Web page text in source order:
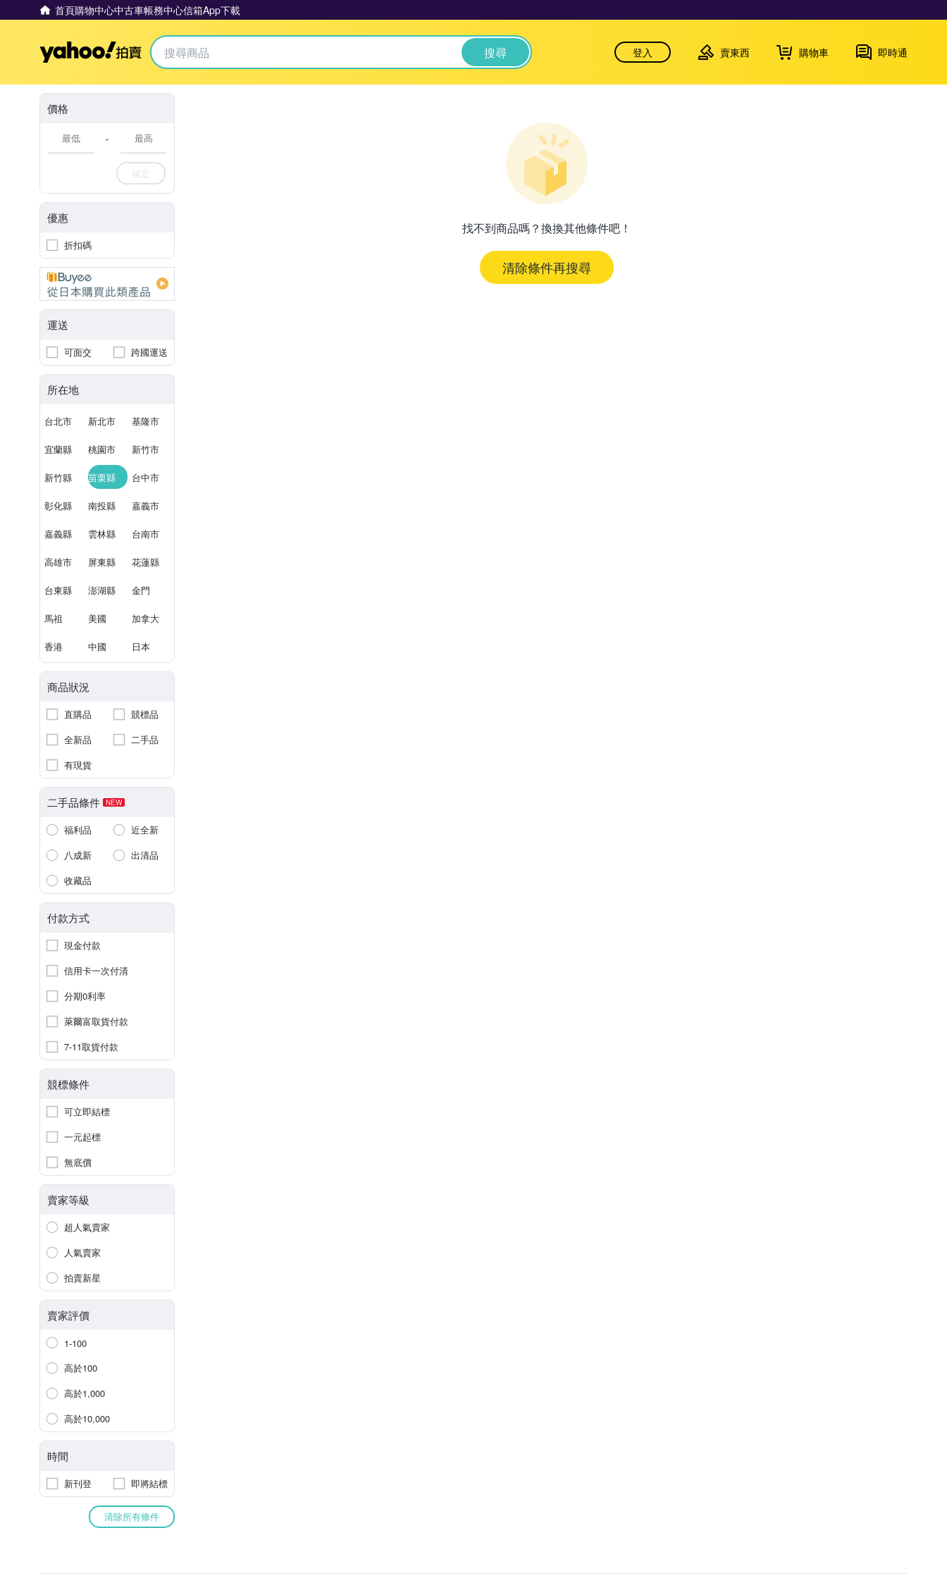
首頁購物中心中古車帳務中心信箱App下載
Yahoo拍賣 搜尋 登入 賣東西 購物車 即時通
價格
-
確定
優惠
折扣碼
運送
可面交 跨國運送
所在地
台北市 新北市 基隆市
宜蘭縣 桃園市 新竹市
新竹縣 苗栗縣 台中市
彰化縣 南投縣 嘉義市
嘉義縣 雲林縣 台南市
高雄市 屏東縣 花蓮縣
台東縣 澎湖縣 金門
馬祖 美國 加拿大
香港 中國 日本
商品狀況
直購品
競標品
全新品
二手品
有現貨
二手品條件 NEW
福利品
近全新
八成新
出清品
收藏品
付款方式
現金付款
信用卡一次付清
分期0利率
萊爾富取貨付款
7-11取貨付款
競標條件
可立即結標
一元起標
無底價
賣家等級
超人氣賣家
人氣賣家
拍賣新星
賣家評價
1-100
高於100
高於1,000
高於10,000
時間
新刊登 即將結標
清除所有條件
找不到商品嗎？換換其他條件吧！
清除條件再搜尋